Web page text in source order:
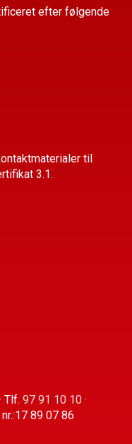
efter følgende
til
3.1.
Tlf. 97 91 10 10 ·
nr.:17 89 07 86